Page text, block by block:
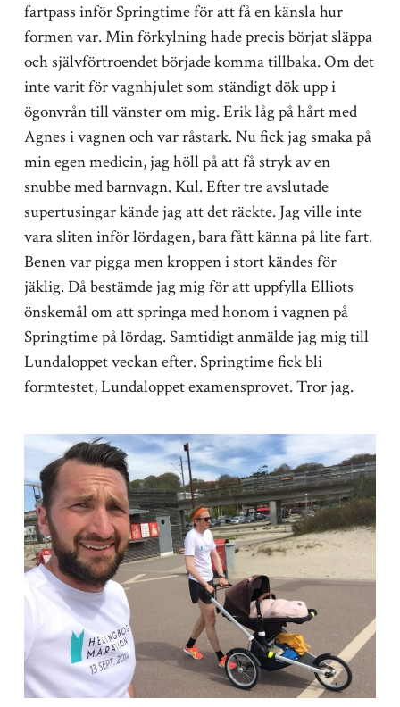
fartpass inför Springtime för att få en känsla hur
formen var. Min förkylning hade precis börjat släppa
och självförtroendet började komma tillbaka. Om det
inte varit för vagnhjulet som ständigt dök upp i
ögonvrån till vänster om mig. Erik låg på hårt med
Agnes i vagnen och var råstark. Nu fick jag smaka på
min egen medicin, jag höll på att få stryk av en
snubbe med barnvagn. Kul. Efter tre avslutade
supertusingar kände jag att det räckte. Jag ville inte
vara sliten inför lördagen, bara fått känna på lite fart.
Benen var pigga men kroppen i stort kändes för
jäklig. Då bestämde jag mig för att uppfylla Elliots
önskemål om att springa med honom i vagnen på
Springtime på lördag. Samtidigt anmälde jag mig till
Lundaloppet veckan efter. Springtime fick bli
formtestet, Lundaloppet examensprovet. Tror jag.